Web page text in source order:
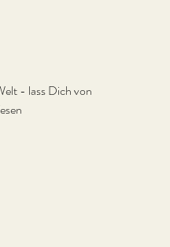
- lass Dich von